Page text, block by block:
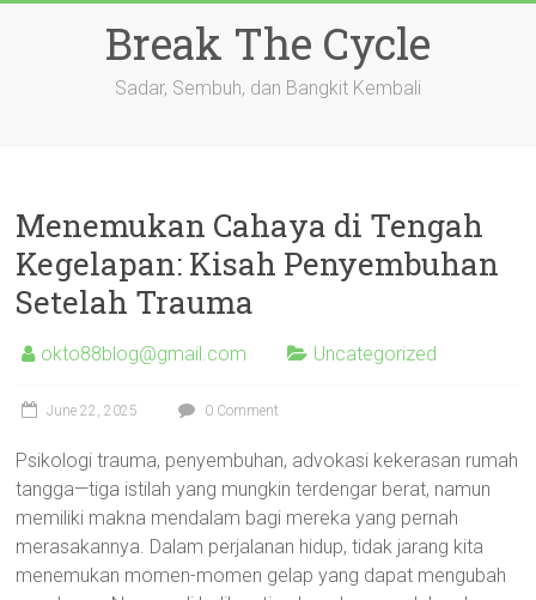
Break The Cycle
Sadar, Sembuh, dan Bangkit Kembali
Menemukan Cahaya di Tengah
Kegelapan: Kisah Penyembuhan
Setelah Trauma
okto88blog@gmail.com Uncategorized
June 22, 2025 0 Comment
Psikologi trauma, penyembuhan, advokasi kekerasan rumah
tangga—tiga istilah yang mungkin terdengar berat, namun
memiliki makna mendalam bagi mereka yang pernah
merasakannya. Dalam perjalanan hidup, tidak jarang kita
menemukan momen-momen gelap yang dapat mengubah